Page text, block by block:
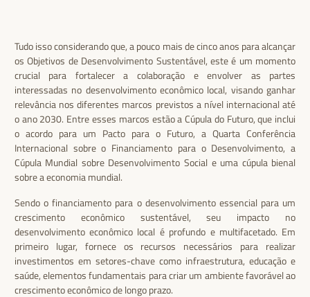
Tudo isso considerando que, a pouco mais de cinco anos para alcançar
os Objetivos de Desenvolvimento Sustentável, este é um momento
crucial para fortalecer a colaboração e envolver as partes
interessadas no desenvolvimento econômico local, visando ganhar
relevância nos diferentes marcos previstos a nível internacional até
o ano 2030. Entre esses marcos estão a Cúpula do Futuro, que inclui
o acordo para um Pacto para o Futuro, a Quarta Conferência
Internacional sobre o Financiamento para o Desenvolvimento, a
Cúpula Mundial sobre Desenvolvimento Social e uma cúpula bienal
sobre a economia mundial.
Sendo o financiamento para o desenvolvimento essencial para um
crescimento econômico sustentável, seu impacto no
desenvolvimento econômico local é profundo e multifacetado. Em
primeiro lugar, fornece os recursos necessários para realizar
investimentos em setores-chave como infraestrutura, educação e
saúde, elementos fundamentais para criar um ambiente favorável ao
crescimento econômico de longo prazo.